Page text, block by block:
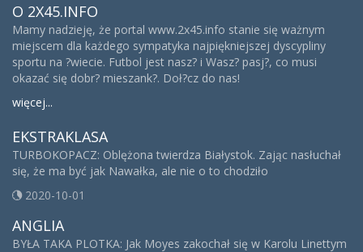
O 2X45.INFO
Mamy nadzieję, że portal www.2x45.info stanie się ważnym
miejscem dla każdego sympatyka najpiękniejszej dyscypliny
sportu na ?wiecie. Futbol jest nasz? i Wasz? pasj?, co musi
okazać się dobr? mieszank?. Doł?cz do nas!
więcej...
EKSTRAKLASA
TURBOKOPACZ: Oblężona twierdza Białystok. Zając nasłuchał
się, że ma być jak Nawałka, ale nie o to chodziło
2020-10-01
ANGLIA
BYŁA TAKA PLOTKA: Jak Moyes zakochał się w Karolu Linettym